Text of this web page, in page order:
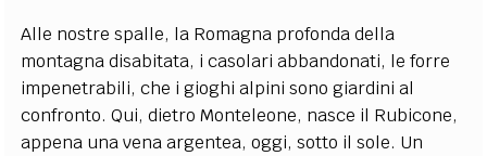
Alle nostre spalle, la Romagna profonda della
montagna disabitata, i casolari abbandonati, le forre
impenetrabili, che i gioghi alpini sono giardini al
confronto. Qui, dietro Monteleone, nasce il Rubicone,
appena una vena argentea, oggi, sotto il sole. Un